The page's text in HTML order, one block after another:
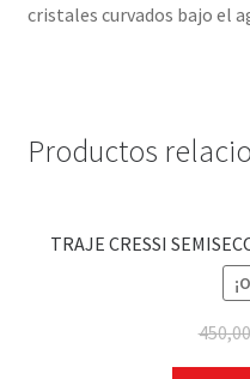
cristales curvados bajo el
Productos
TRAJE CRESSI
450,00